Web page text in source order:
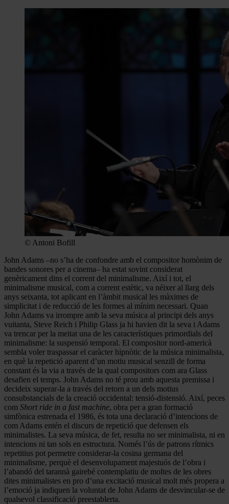
© Antoni Bofill
John Adams –no s’ha de confondre amb el compositor homònim de
bandes sonores per a cinema– ha estat sovint considerat
genèricament dins el corrent del minimalisme. Així i tot, el
minimalisme musical, com a corrent estètic, va néixer al llarg dels
anys seixanta, tot aplicant en l’àmbit musical les màximes de
simplicitat i de reducció de les formes al mínim necessari. Quan
John Adams va irrompre amb la seva música al principi dels anys
vuitanta, Steve Reich i Philip Glass ja hi havien dit la seva i Adams
va trencar per la meitat una de les característiques primordials del
minimalisme: la suspensió temporal. El compositor nord-americà
sembla voler traspassar el caràcter hipnòtic de la música minimalista,
en què la repetició aparent d’un motiu musical senzill de forma
constant és la via a través de la qual compositors com ara Glass
desafien el temps. John Adams no té prou amb aquesta premissa i
decideix superar-la a través del retorn a un dels motius
consubstancials de la creació occidental: tensió-distensió. Així, peces
com Short ride in a fast machine, obra per a gran formació
simfònica estrenada el 1986, és tota una declaració d’intencions de
com Adams entén el discurs de repetició que defensen els
minimalistes. La seva música, de fet, resulta no ser minimalista, ni en
intencions ni tan sols en estructura. Només l’ús de patrons rítmics
repetitius pot permetre considerar-la cosina germana del
minimalisme, perquè el desenvolupament majestuós de l’obra i
l’abandó del tarannà gairebé contemplatiu de moltes de les obres
dites minimalistes en pro d’una excitació musical molt més propera a
l’emoció ja indiquen la voluntat de John Adams de desvincular-se de
qualsevol classificació preestablerta.